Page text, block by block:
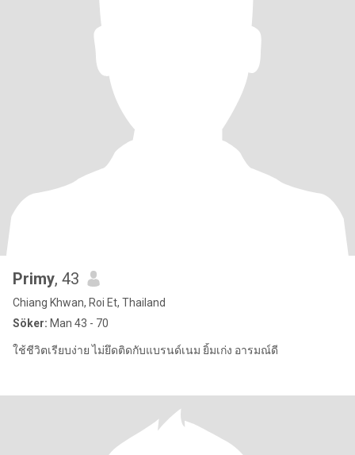
Primy, 43
Chiang Khwan, Roi Et, Thailand
Söker: Man 43 - 70
ใช้ชีวิตเรียบง่าย ไม่ยึดติดกับแบรนด์เนม ยิ้มเก่ง อารมณ์ดี